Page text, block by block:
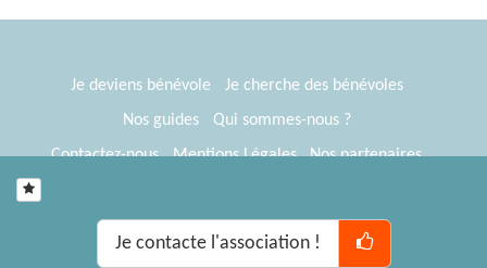
Je contacte l'association !
Je deviens bénévole
Je cherche des bénévoles
Nos guides
Qui sommes-nous ?
Contactez-nous
Mentions Légales
Nos partenaires
® Tous Bénévoles 2012-2026
Webkast